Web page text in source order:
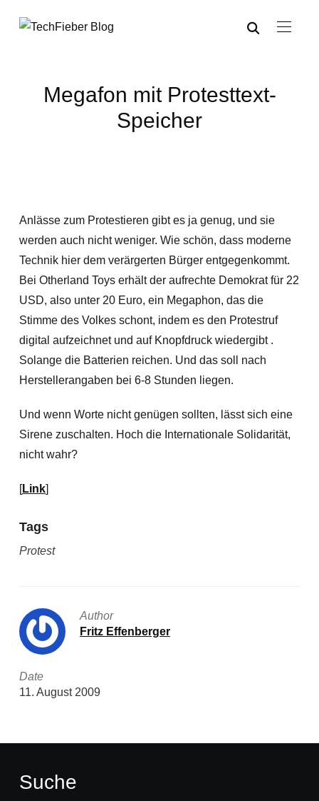
Megafon mit Protesttext-
Speicher
Anlässe zum Protestieren gibt es ja genug, und sie
werden auch nicht weniger. Wie schön, dass moderne
Technik hier dem verärgerten Bürger entgegenkommt.
Bei Otherland Toys erhält der aufrechte Demokrat für 22
USD, also unter 20 Euro, ein Megaphon, das die
Stimme des Volkes schont, indem es den Protestruf
digital aufzeichnet und auf Knopfdruck wiedergibt .
Solange die Batterien reichen. Und das soll nach
Herstellerangaben bei 6-8 Stunden liegen.
Und wenn Worte nicht genügen sollten, lässt sich eine
Sirene zuschalten. Hoch die Internationale Solidarität,
nicht wahr?
[Link]
Tags
Protest
Author
Fritz Effenberger
Date
11. August 2009
Suche